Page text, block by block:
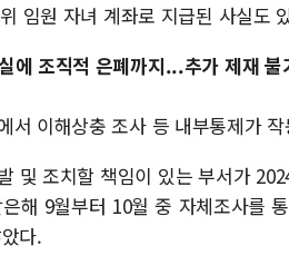
임원 자녀 계좌로 지급된 사실도
에 조직적 은폐까지...추가 제재 불
서 이해상충 조사 등 내부통제가
및 조치할 책임이 있는 부서가
해 9월부터 10월 중 자체조사를
다.